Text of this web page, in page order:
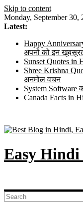
Skip to content
Monday, September 30,
Latest:
Happy
अपनों को इन
Sunset Quotes in
Shree Krishna
अनमोल वचन
System Software
Canada Facts in
Easy Hindi